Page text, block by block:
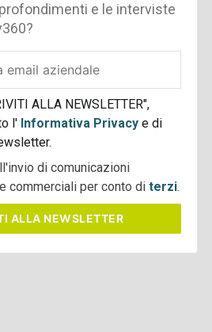
e le interviste
ALLA NEWSLETTER",
l' Informativa Privacye di
di comunicazioni
commerciali per conto diterzi.
ALLA NEWSLETTER